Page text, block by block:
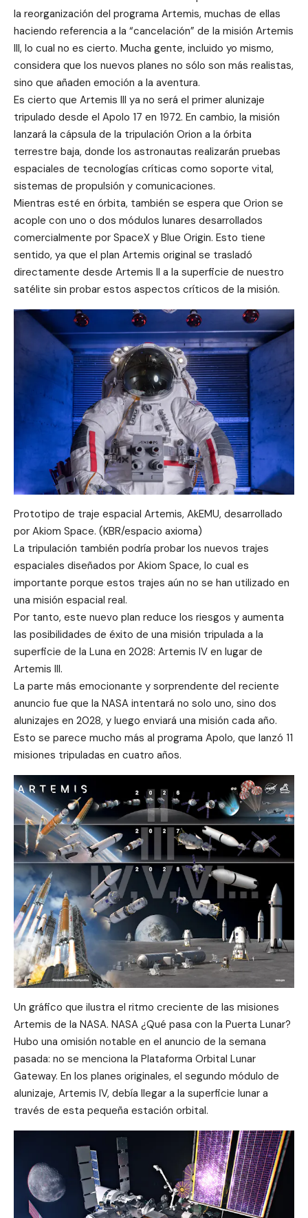
la reorganización del programa Artemis, muchas de ellas
haciendo referencia a la “cancelación” de la misión Artemis
III, lo cual no es cierto. Mucha gente, incluido yo mismo,
considera que los nuevos planes no sólo son más realistas,
sino que añaden emoción a la aventura.
Es cierto que Artemis III ya no será el primer alunizaje
tripulado desde el Apolo 17 en 1972. En cambio, la misión
lanzará la cápsula de la tripulación Orion a la órbita
terrestre baja, donde los astronautas realizarán pruebas
espaciales de tecnologías críticas como soporte vital,
sistemas de propulsión y comunicaciones.
Mientras esté en órbita, también se espera que Orion se
acople con uno o dos módulos lunares desarrollados
comercialmente por SpaceX y Blue Origin. Esto tiene
sentido, ya que el plan Artemis original se trasladó
directamente desde Artemis II a la superficie de nuestro
satélite sin probar estos aspectos críticos de la misión.
Prototipo de traje espacial Artemis, AkEMU, desarrollado
por Akiom Space. (KBR/espacio axioma)
La tripulación también podría probar los nuevos trajes
espaciales diseñados por Akiom Space, lo cual es
importante porque estos trajes aún no se han utilizado en
una misión espacial real.
Por tanto, este nuevo plan reduce los riesgos y aumenta
las posibilidades de éxito de una misión tripulada a la
superficie de la Luna en 2028: Artemis IV en lugar de
Artemis III.
La parte más emocionante y sorprendente del reciente
anuncio fue que la NASA intentará no solo uno, sino dos
alunizajes en 2028, y luego enviará una misión cada año.
Esto se parece mucho más al programa Apolo, que lanzó 11
misiones tripuladas en cuatro años.
Un gráfico que ilustra el ritmo creciente de las misiones
Artemis de la NASA. NASA ¿Qué pasa con la Puerta Lunar?
Hubo una omisión notable en el anuncio de la semana
pasada: no se menciona la Plataforma Orbital Lunar
Gateway. En los planes originales, el segundo módulo de
alunizaje, Artemis IV, debía llegar a la superficie lunar a
través de esta pequeña estación orbital.